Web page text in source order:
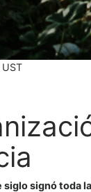
siglo signó toda